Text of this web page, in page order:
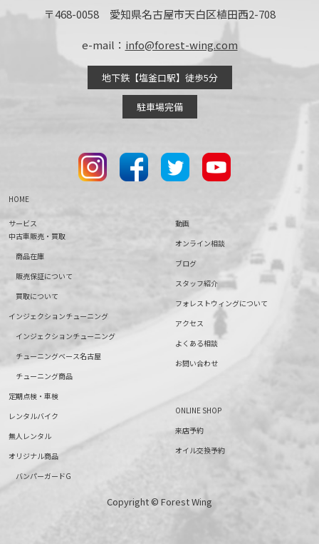
〒468-0058 愛知県名古屋市天白区植田西2-708
e-mail： info@forest-wing.com
地下鉄【塩釜口駅】徒歩5分
駐車場完備
HOME
サービス
中古車販売・買取
商品在庫
販売保証について
買取について
インジェクションチューニング
インジェクションチューニング
チューニングベース名古屋
チューニング商品
定期点検・車検
レンタルバイク
無人レンタル
オリジナル商品
バンパーガードG
動画
オンライン相談
ブログ
スタッフ紹介
フォレストウィングについて
アクセス
よくある相談
お問い合わせ
ONLINE SHOP
来店予約
オイル交換予約
Copyright © Forest Wing